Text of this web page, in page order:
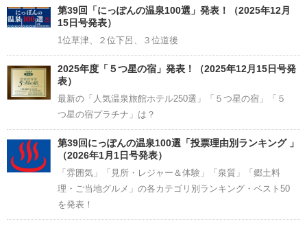
Channel
第39回「にっぽんの温泉100選」発表！（2025年12月
15日号発表）
1位草津、２位下呂、３位道後
2025年度「５つ星の宿」発表！（2025年12月15日号発
表）
最新の「人気温泉旅館ホテル250選」「５つ星の宿」「５
つ星の宿プラチナ」は？
第39回にっぽんの温泉100選「投票理由別ランキング 」
（2026年1月1日号発表）
「雰囲気」「見所・レジャー＆体験」「泉質」「郷土料
理・ご当地グルメ」の各カテゴリ別ランキング・ベスト50
を発表！